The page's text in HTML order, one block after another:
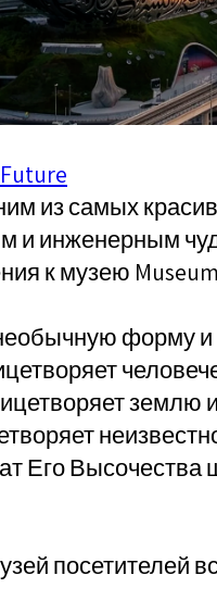
из самых
и инженерным
к музею
форму и
землю
Его
посетителей